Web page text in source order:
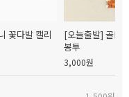
꽃다발 캘리
[오늘출발] 골든
봉투
3,000원